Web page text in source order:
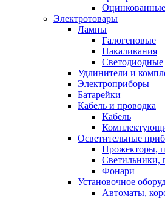
Оцинкованные
Электротовары
Лампы
Галогеновые
Накаливания
Светодиодные
Удлинители и
Электроприборы
Батарейки
Кабель и проводка
Кабель
Осветительные
Прожекторы,
Светильники,
Фонари
Установочное
Автоматы,